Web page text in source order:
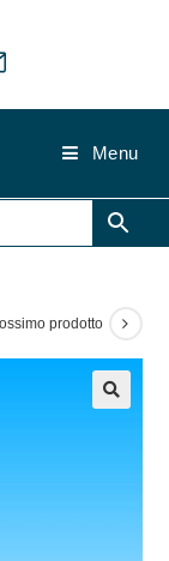
Menu
prodotto